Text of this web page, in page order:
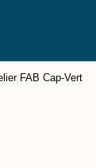
FAB Cap-Vert